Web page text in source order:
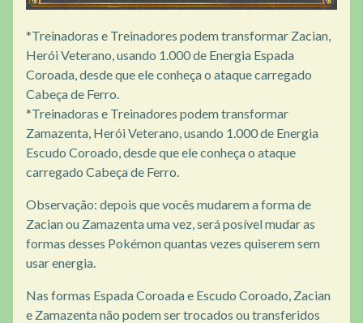
*Treinadoras e Treinadores podem transformar Zacian,
Herói Veterano, usando 1.000 de Energia Espada
Coroada, desde que ele conheça o ataque carregado
Cabeça de Ferro.
*Treinadoras e Treinadores podem transformar
Zamazenta, Herói Veterano, usando 1.000 de Energia
Escudo Coroado, desde que ele conheça o ataque
carregado Cabeça de Ferro.
Observação: depois que vocês mudarem a forma de
Zacian ou Zamazenta uma vez, será posível mudar as
formas desses Pokémon quantas vezes quiserem sem
usar energia.
Nas formas Espada Coroada e Escudo Coroado, Zacian
e Zamazenta não podem ser trocados ou transferidos